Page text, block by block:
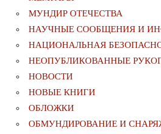
МУНДИР ОТЕЧЕСТВА
НАУЧНЫЕ СООБЩЕНИЯ И
НАЦИОНАЛЬНАЯ
НЕОПУБЛИКОВАННЫЕ
НОВОСТИ
НОВЫЕ КНИГИ
ОБЛОЖКИ
ОБМУНДИРОВАНИЕ И